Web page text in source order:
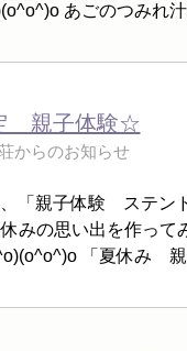
あごのつみれ
親子体験☆
からのお知らせ
「親子体験 ステン
休みの思い出を作っ
「夏休み